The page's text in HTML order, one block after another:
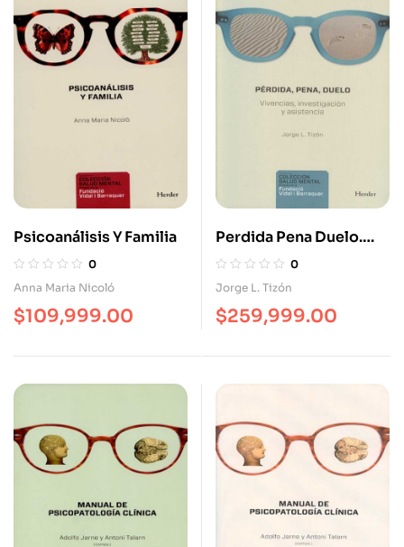
Psicoanálisis Y Familia
0
Anna Maria Nicoló
$109,999.00
Perdida Pena Duelo.
Vivencias Investigación
Y Asistencia
0
Jorge L. Tizón
$259,999.00